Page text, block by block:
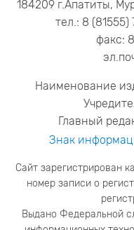
184209 г.Апатиты,
тел.: 8
факс:
Наименование
Главный
Знак
Сайт зарегистрирован
номер записи о
Выдано Федеральной